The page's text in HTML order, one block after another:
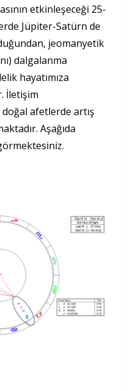
etkinleşeceği 25-
Jüpiter-Satürn de
jeomanyetik
dalgalanma
hayatımıza
İletişim
afetlerde artış
Aşağıda